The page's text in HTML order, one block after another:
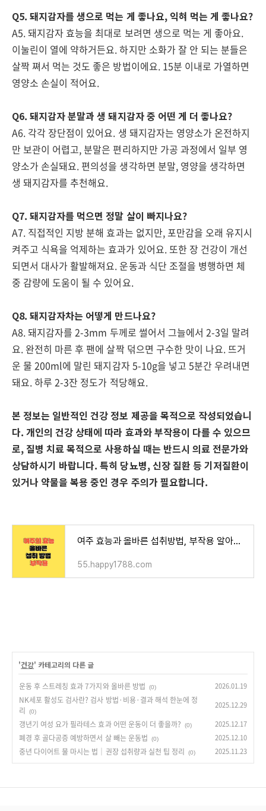
Q5. 돼지감자를 생으로 먹는 게 좋나요, 익혀 먹는 게 좋나요?
A5. 돼지감자 효능을 최대로 보려면 생으로 먹는 게 좋아요.
이눌린이 열에 약하거든요. 하지만 소화가 잘 안 되는 분들은
살짝 쪄서 먹는 것도 좋은 방법이에요. 15분 이내로 가열하면
영양소 손실이 적어요.
Q6. 돼지감자 분말과 생 돼지감자 중 어떤 게 더 좋나요?
A6. 각각 장단점이 있어요. 생 돼지감자는 영양소가 온전하지
만 보관이 어렵고, 분말은 편리하지만 가공 과정에서 일부 영
양소가 손실돼요. 편의성을 생각하면 분말, 영양을 생각하면
생 돼지감자를 추천해요.
Q7. 돼지감자를 먹으면 정말 살이 빠지나요?
A7. 직접적인 지방 분해 효과는 없지만, 포만감을 오래 유지시
켜주고 식욕을 억제하는 효과가 있어요. 또한 장 건강이 개선
되면서 대사가 활발해져요. 운동과 식단 조절을 병행하면 체
중 감량에 도움이 될 수 있어요.
Q8. 돼지감자차는 어떻게 만드나요?
A8. 돼지감자를 2-3mm 두께로 썰어서 그늘에서 2-3일 말려
요. 완전히 마른 후 팬에 살짝 덖으면 구수한 맛이 나요. 뜨거
운 물 200ml에 말린 돼지감자 5-10g을 넣고 5분간 우려내면
돼요. 하루 2-3잔 정도가 적당해요.
본 정보는 일반적인 건강 정보 제공을 목적으로 작성되었습니
다. 개인의 건강 상태에 따라 효과와 부작용이 다를 수 있으므
로, 질병 치료 목적으로 사용하실 때는 반드시 의료 전문가와
상담하시기 바랍니다. 특히 당뇨병, 신장 질환 등 기저질환이
있거나 약물을 복용 중인 경우 주의가 필요합니다.
여주 효능과 올바른 섭취방법, 부작용 알아보기
55.happy1788.com
'건강' 카테고리의 다른 글
운동 후 스트레칭 효과 7가지와 올바른 방법 (0) 2026.01.19
NK세포 활성도 검사란? 검사 방법·비용·결과 해석 한눈에 정
리
(0)
2025.12.29
갱년기 여성 요가 필라테스 효과 어떤 운동이 더 좋을까? (0) 2025.12.17
폐경 후 골다공증 예방하면서 살 빼는 운동법 (0) 2025.12.10
중년 다이어트 물 마시는 법｜권장 섭취량과 실천 팁 정리 (0) 2025.11.23